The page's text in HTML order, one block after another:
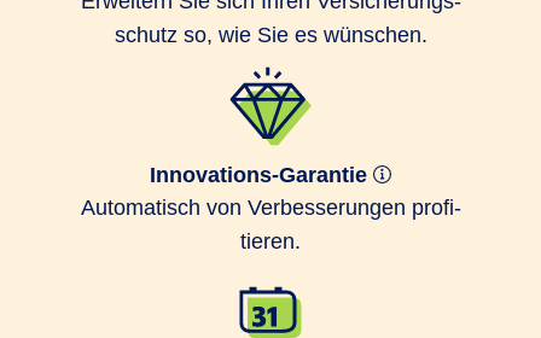
schutz so, wie Sie es wünschen.
Innovations-Garantie
Auto­matisch von Ver­bes­serungen profi­
tieren.